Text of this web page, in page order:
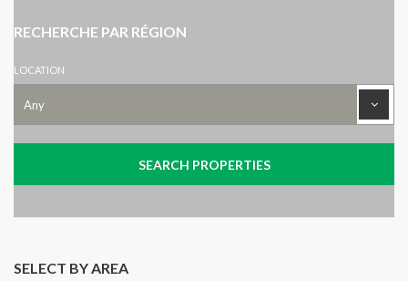
RECHERCHE PAR RÉGION
LOCATION
SELECT BY AREA